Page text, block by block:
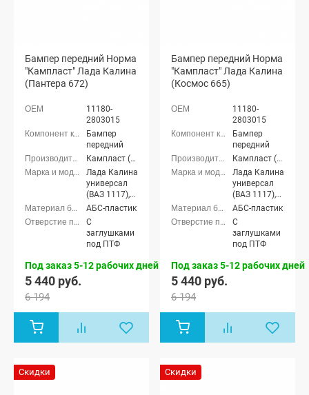
Бампер передний Норма
"Кампласт" Лада Калина
(Пантера 672)
11180-
2803015
Бампер
передний
Кампласт (г. Набережные Челны)
Лада Калина
универсал
(ВАЗ 1117),
Лада Калина
седан (ВАЗ
1118), Лада
Калина
хэтчбек (ВАЗ
1119)
АБС-пластик
С
заглушками
под ПТФ
Под заказ 5-12 рабочих дней
5 440 руб.
6 194
Бампер передний Норма
"Кампласт" Лада Калина
(Космос 665)
11180-
2803015
Бампер
передний
Кампласт (г. Набережные Челны)
Лада Калина
универсал
(ВАЗ 1117),
Лада Калина
седан (ВАЗ
1118), Лада
Калина
хэтчбек (ВАЗ
1119)
АБС-пластик
С
заглушками
под ПТФ
Под заказ 5-12 рабочих дней
5 440 руб.
6 194
Скидки Скидки